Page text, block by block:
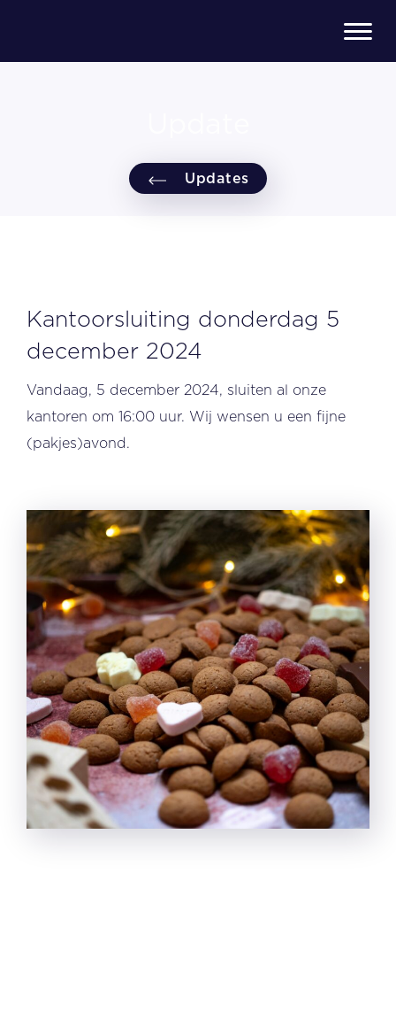
Updates
Kantoorsluiting donderdag 5
december 2024
Vandaag, 5 december 2024, sluiten al onze
kantoren om 16:00 uur. Wij wensen u een fijne
(pakjes)avond.